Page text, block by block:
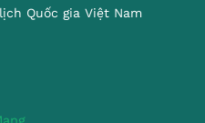
Quốc gia Việt Nam